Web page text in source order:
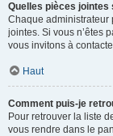
Quelles pièces
Chaque administrateur
jointes. Si vous n’êtes
vous invitons à
Haut
Comment puis-je
Pour retrouver la liste
vous rendre dans le